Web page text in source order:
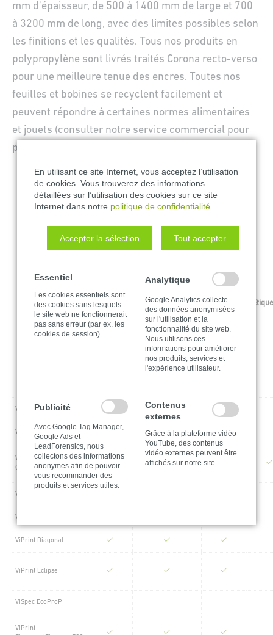
mm d'épaisseur, de 500 à 1400 mm de large et 700
à 3200 mm de long, avec des limites possibles selon
les finitions et les qualités. Tous nos produits en
polypropylène sont livrés traités Corona recto-verso
pour une meilleure tenue des encres. Toutes nos
feuilles et bobines se recyclent facilement et
peuvent répondre à certaines normes alimentaires
et jouets (consulter notre service commercial pour
plus d’informations).
différents aspects,
couleurs, les
transparences et
les opacités. Nous
recommandons
Papeterie Communications Affichage
ViPrint Bicolor
ViPrint Bispace
ViPrint Color
G02/ECO/ECO+
ViPrint Cord
ViPrint Cosmos
ViPrint Diagonal
ViPrint Eclipse
ViSpec EcoProP
ViPrint
En utilisant ce site Internet, vous acceptez l’utilisation
de cookies. Vous trouverez des informations
détaillées sur l’utilisation des cookies sur ce site
Internet dans notre politique de confidentialité
Accepter la sélection Tout accepter
Essentiel
Les cookies essentiels sont
des cookies sans lesquels
le site web ne fonctionnerait
pas sans erreur (par ex. les
cookies de session).
Analytique
Google Analytics collecte
des données anonymisées
sur l'utilisation et la
fonctionnalité du site web.
Nous utilisons ces
informations pour améliorer
nos produits, services et
l'expérience utilisateur.
Publicité
Avec Google Tag Manager,
Google Ads et
LeadForensics, nous
collectons des informations
anonymes afin de pouvoir
vous recommander des
produits et services utiles.
Contenus
externes
Grâce à la plateforme vidéo
YouTube, des contenus
vidéo externes peuvent être
affichés sur notre site.